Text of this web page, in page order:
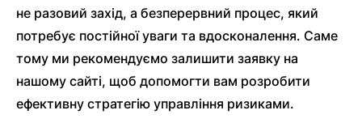
не разовий захід, а безперервний процес, який
потребує постійної уваги та вдосконалення. Саме
тому ми рекомендуємо залишити заявку на
нашому сайті, щоб допомогти вам розробити
ефективну стратегію управління ризиками.